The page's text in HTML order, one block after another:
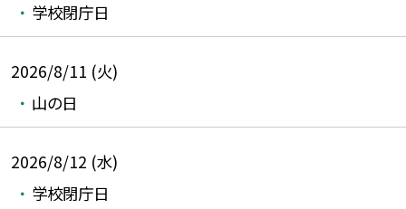
学校閉庁日
2026/8/11 (火)
山の日
2026/8/12 (水)
学校閉庁日